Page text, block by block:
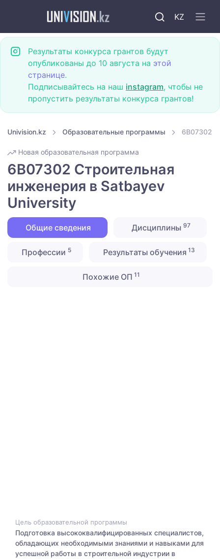
KZ
Результаты конкурса грантов будут
опубликованы до 10 августа на этой
странице.
Подписывайтесь на наш instagram, чтобы не
пропустить результаты конкурса грантов!
Univision.kz Образовательные программы 6B07302
Новая образовательная программа
6B07302 Строительная
инженерия в Satbayev
University
Общие сведения Дисциплины 97
Профессии 5 Результаты обучения 13
Похожие ОП 11
Цель образовательной программы
Подготовка высококвалифицированных специалистов,
обладающих необходимыми знаниями и навыками для
успешной работы в строительной индустрии в